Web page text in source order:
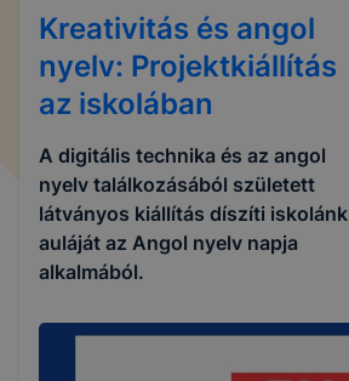
Kreativitás és angol
nyelv: Projektkiállítás
az iskolában
A digitális technika és az angol
nyelv találkozásából született
látványos kiállítás díszíti iskolánk
auláját az Angol nyelv napja
alkalmából.